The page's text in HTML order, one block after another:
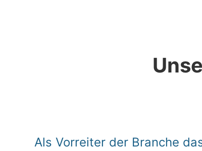
Als Vorreiter der Branche